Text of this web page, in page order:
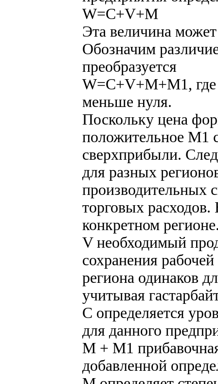
W=C+V+M
Эта величина
Обозначим
преобразуется
W=C+V+M+М1,
меньше нуля.
Поскольку цена
положительное М1
сверхприбыли.
для разных
производительных
торговых
конкретном
V необходимый
сохранения
региона одинаков
учитывая
С определяется
для данного
М + М1
добавленной